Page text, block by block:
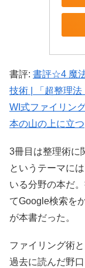
書評: 書評☆4 魔
技術 | 「超整理
WI式ファイリン
本の山の上に立つ
3冊目は整理術に
というテーマに
いる分野の本だ
てGoogle検索を
が本書だった。
ファイリング術
過去に読んだ野